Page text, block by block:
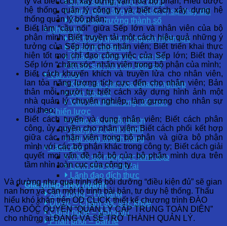
Khảo sát năng lực tổ chức
Đánh giá Năng lực Quản trị sự thay đổi
Khảo sát trưởng thành số
Nhân lực
Hệ thống quản trị nguồn nhân lực
Quản trị nhân tài
Khảo sát động lực cam kết
Khảo sát nhu cầu đào tạo
Văn hóa
Khảo sát Văn hóa doanh nghiệp
Văn hóa số
Văn hóa thích ứng, đổi mới
Chiến lược
Khảo sát chuỗi giá trị
Năng lực cạnh tranh
Hài lòng khách hàng
Lãnh đạo
Khảo sát năng lực lãnh đạo
Lãnh đạo tương lai
Lãnh đạo đích thực
Giải pháp theo ngành
Xây dựng – Hạ tầng
Dược – Chăm sóc sức khỏe
Công nghệ – thông tin
Phân phối – Bán lẻ
hệ thống quản lý công ty và biết cách xây dựng hệ
thống quản lý bộ phận;
Biết làm “cầu nối” giữa Sếp lớn và nhân viên của bộ
phận mình; Biết truyền tải một cách hiệu quả những ý
tưởng của Sếp lớn cho nhân viên; Biết triển khai thực
hiện tốt mọi chỉ đạo công việc của Sếp lớn; Biết thay
Sếp lớn “chăm sóc” nhân viên trong bộ phận của mình;
Biết cách khuyến khích và truyền lửa cho nhân viên,
lan tỏa năng lượng tích cực đến cho nhân viên; Bản
thân mỗi người tự biết cách xây dựng hình ảnh một
nhà quản lý chuyên nghiệp, làm gương cho nhân sự
noi theo;
Biết cách tuyển và dụng nhân viên; Biết cách phân
công, ủy quyền cho nhân viên; Biết cách phối kết hợp
giữa các nhân viên trong bộ phận và giữa bộ phận
mình với các bộ phận khác trong công ty; Biết cách giải
quyết mọi vấn đề nội bộ của bộ phận mình dựa trên
tầm nhìn toàn cục của công ty.
Và dường như quá trình để bồi dưỡng “điều kiện đủ” sẽ gian
nan hơn và cần một lộ trình bài bản, tư duy hệ thống. Thấu
hiểu khó khăn trên OD CLICK thiết kế chương trình ĐÀO
TẠO ĐỘC QUYỀN “QUẢN LÝ CẤP TRUNG TOÀN DIỆN”
cho những ai ĐANG VÀ SẼ TRỞ THÀNH QUẢN LÝ.